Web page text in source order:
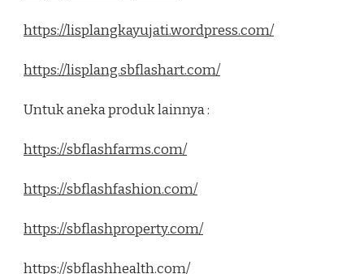
https://lisplangkayujati.wordpress.com/
https://lisplang.sbflashart.com/
Untuk aneka produk lainnya :
https://sbflashfarms.com/
https://sbflashfashion.com/
https://sbflashproperty.com/
https://sbflashhealth.com/